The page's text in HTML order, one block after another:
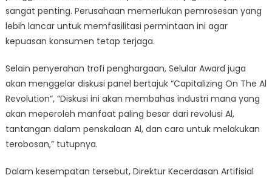
sangat penting. Perusahaan memerlukan pemrosesan yang
lebih lancar untuk memfasilitasi permintaan ini agar
kepuasan konsumen tetap terjaga.
Selain penyerahan trofi penghargaan, Selular Award juga
akan menggelar diskusi panel bertajuk “Capitalizing On The Al
Revolution”, “Diskusi ini akan membahas industri mana yang
akan meperoleh manfaat paling besar dari revolusi Al,
tantangan dalam penskalaan Al, dan cara untuk melakukan
terobosan,” tutupnya.
Dalam kesempatan tersebut, Direktur Kecerdasan Artifisial